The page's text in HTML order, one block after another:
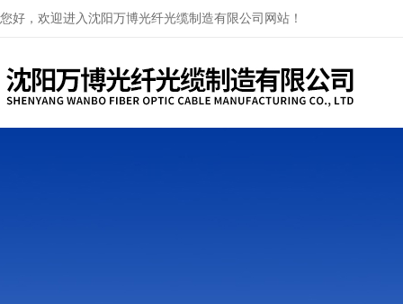
您好，欢迎进入沈阳万博光纤光缆制造有限公司网站！